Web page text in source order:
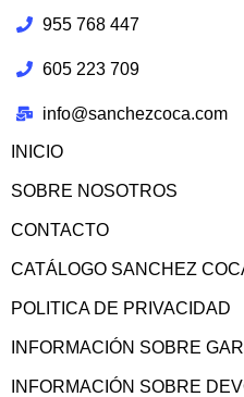
955 768 447
605 223 709
info@sanchezcoca.com
INICIO
SOBRE NOSOTROS
CONTACTO
CATÁLOGO SANCHEZ
POLITICA DE PRIVACIDAD
INFORMACIÓN SOBRE
INFORMACIÓN SOBRE